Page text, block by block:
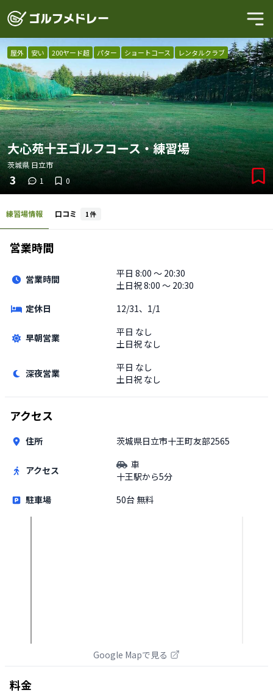
屋外 安い 200ヤード超 パター ショートコース レンタルクラブ
大心苑十王ゴルフコース・練習場
茨城県日立市
3 1 0
練習場情報 口コミ 1 件
営業時間
営業時間 平日 8:00 〜 20:30
土日祝8:00 〜 20:30
定休日
12/31、1/1
早朝営業 平日 なし
土日祝 なし
深夜営業 平日 なし
土日祝 なし
アクセス
住所 茨城県日立市十王町友部2565
アクセス
車
十王駅から5分
駐車場
50台 無料
Google Mapで見る
料金